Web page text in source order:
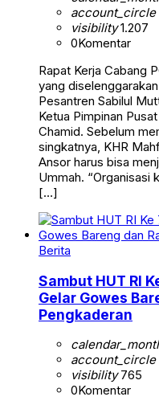
account_circle
visibility1.207
0Komentar
Rapat Kerja Cabang
yang
Pesantren Sabilul
Ketua Pimpinan
Chamid. Sebelum
singkatnya, KHR
Ansor harus bisa
Ummah. “Organisasi
[…]
Berita
Sambut HUT RI
Gelar Gowes
Pengkaderan
account_circle
visibility765
0Komentar